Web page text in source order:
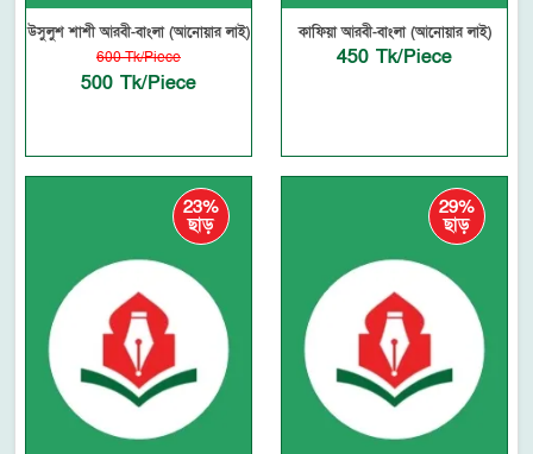
উসুলুশ শাশী আরবী-বাংলা (আনোয়ার লাই)
600 Tk/Piece
500 Tk/Piece
কাফিয়া আরবী-বাংলা (আনোয়ার লাই)
450 Tk/Piece
23%
ছাড়
29%
ছাড়